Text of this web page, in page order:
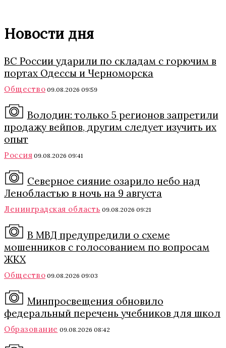
Новости дня
ВС России ударили по складам с горючим в
портах Одессы и Черноморска
Общество 09.08.2026 09:59
Володин: только 5 регионов запретили
продажу вейпов, другим следует изучить их
опыт
Россия 09.08.2026 09:41
Северное сияние озарило небо над
Ленобластью в ночь на 9 августа
Ленинградская область 09.08.2026 09:21
В МВД предупредили о схеме
мошенников с голосованием по вопросам
ЖКХ
Общество 09.08.2026 09:03
Минпросвещения обновило
федеральный перечень учебников для школ
Образование 09.08.2026 08:42